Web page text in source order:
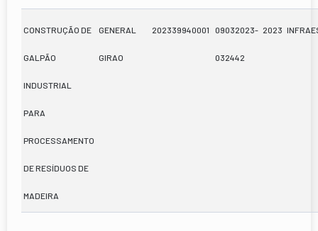
CONSTRUÇÃO DE
GALPÃO
INDUSTRIAL
PARA
PROCESSAMENTO
DE RESÍDUOS DE
MADEIRA
GENERAL
GIRAO
202339940001 09032023-
032442
2023